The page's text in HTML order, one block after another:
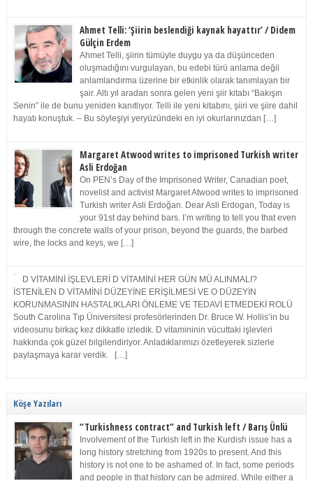
Ahmet Telli: ‘Şiirin beslendiği kaynak hayattır’ / Didem
Gülçin Erdem
Ahmet Telli, şiirin tümüyle duygu ya da düşünceden
oluşmadığını vurgulayan, bu edebi türü anlama değil
anlamlandırma üzerine bir etkinlik olarak tanımlayan bir
şair. Altı yıl aradan sonra gelen yeni şiir kitabı “Bakışın
Senin” ile de bunu yeniden kanıtlıyor. Telli ile yeni kitabını, şiiri ve şiire dahil
hayatı konuştuk. – Bu söyleşiyi yeryüzündeki en iyi okurlarınızdan […]
Margaret Atwood writes to imprisoned Turkish writer
Asli Erdoğan
On PEN’s Day of the Imprisoned Writer, Canadian poet,
novelist and activist Margaret Atwood writes to imprisoned
Turkish writer Asli Erdoğan. Dear Asli Erdogan, Today is
your 91st day behind bars. I’m writing to tell you that even
through the concrete walls of your prison, beyond the guards, the barbed
wire, the locks and keys, we […]
D VİTAMİNİ İŞLEVLERİ D VİTAMİNİ HER GÜN MÜ ALINMALI?
İSTENİLEN D VİTAMİNİ DÜZEYİNE ERİŞİLMESİ VE O DÜZEYİN
KORUNMASININ HASTALIKLARI ÖNLEME VE TEDAVİ ETMEDEKİ ROLÜ
South Carolina Tıp Üniversitesi profesörlerinden Dr. Bruce W. Hollis’in bu
videosunu birkaç kez dikkatle izledik. D vitamininin vücuttaki işlevleri
hakkında çok güzel bilgilendiriyor. Anladıklarımızı özetleyerek sizlerle
paylaşmaya karar verdik. […]
Köşe Yazıları
“Turkishness contract” and Turkish left / Barış Ünlü
Involvement of the Turkish left in the Kurdish issue has a
long history stretching from 1920s to present. And this
history is not one to be ashamed of. In fact, some periods
and people in that history can be admired. While either a